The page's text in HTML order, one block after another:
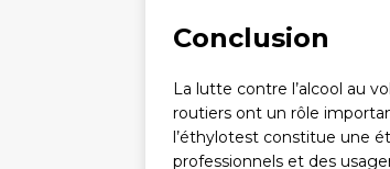
Conclusion
La lutte contre l’alcool au
routiers ont un rôle
l’éthylotest constitue une
professionnels et des